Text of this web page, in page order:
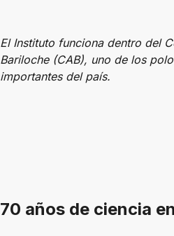
El Instituto funciona dentro del
Bariloche (CAB), uno de los
importantes del país.
70 años de ciencia